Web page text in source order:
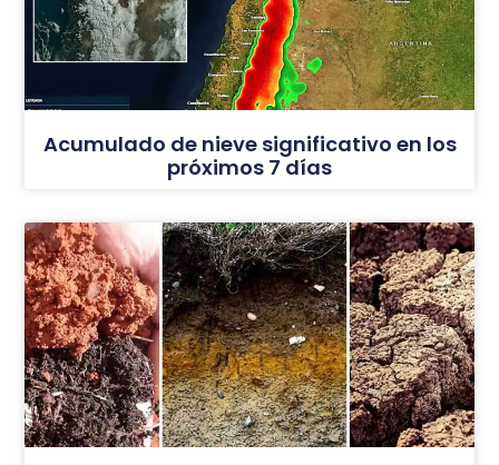
Acumulado de nieve significativo en los
próximos 7 días